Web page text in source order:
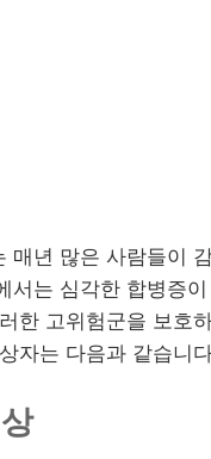
매년 많은 사람들이
서는 심각한 합병증
한 고위험군을 보호
자는 다음과 같습니